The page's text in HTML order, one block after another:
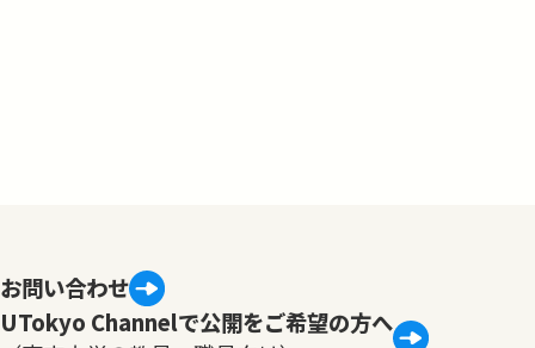
お問い合わせ
UTokyo Channelで公開をご希望の方へ